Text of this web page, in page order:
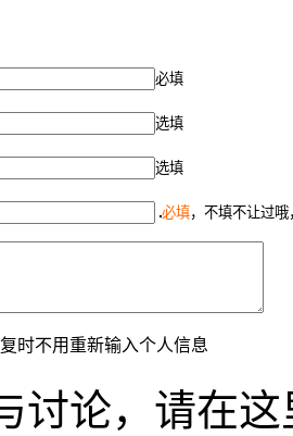
必填
选填
选填
必填，不填不让过
时不用重新输入个人信息
讨论，请在这